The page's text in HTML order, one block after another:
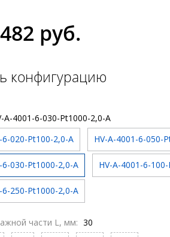
руб.
конфигурацию
A-4001-6-030-Pt1000-2,0-A
6-020-Pt100-2,0-A
HV-A-4001-6-050-
6-030-Pt1000-2,0-A HV-A-4001-6-
6-250-Pt1000-2,0-A
части L, мм: 30